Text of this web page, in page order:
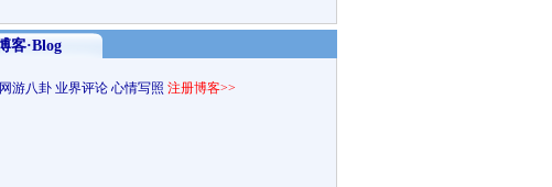
客·Blog
网游八卦 业界评论 心情写照 注册博客>>